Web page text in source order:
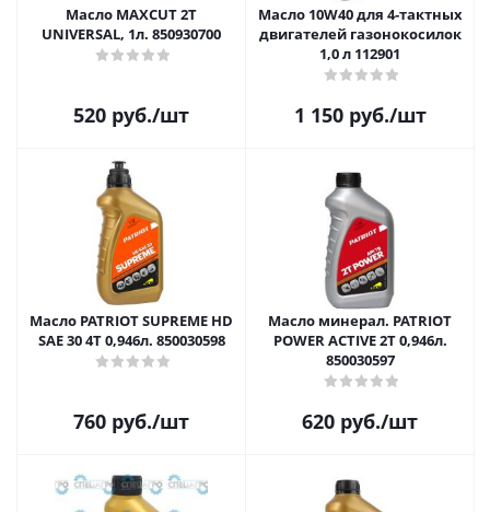
Масло MAXCUT 2T
UNIVERSAL, 1л. 850930700
520 руб./шт
Масло 10W40 для 4-тактных
двигателей газонокосилок
1,0 л 112901
1 150руб./шт
Масло PATRIOT SUPREME HD
SAE 30 4Т 0,946л. 850030598
760 руб./шт
Масло минерал. PATRIOT
POWER ACTIVE 2T 0,946л.
850030597
620 руб./шт